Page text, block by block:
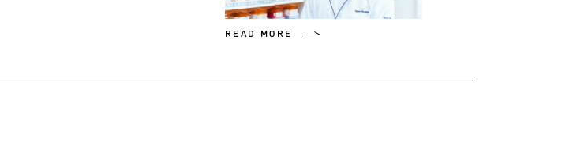
READ MORE